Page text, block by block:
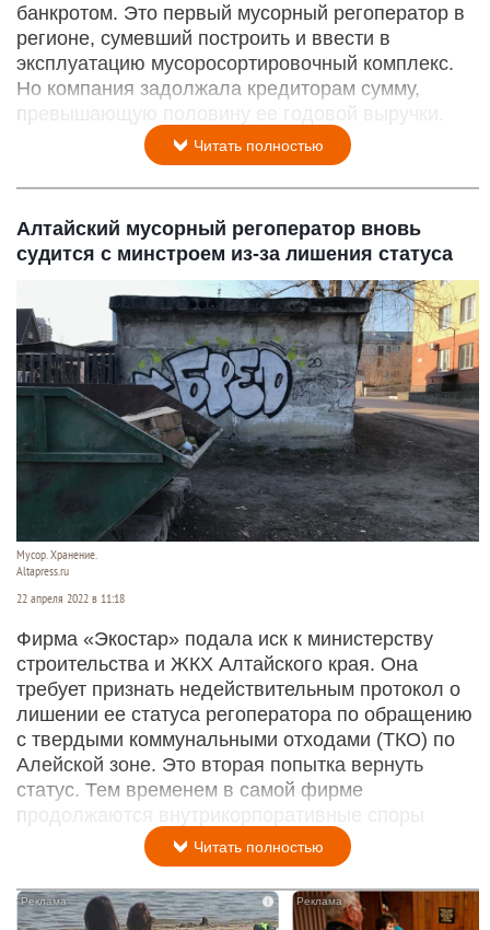
банкротом. Это первый мусорный регоператор в
регионе, сумевший построить и ввести в
эксплуатацию мусоросортировочный комплекс.
Но компания задолжала кредиторам сумму,
превышающую половину ее годовой выручки.
Читать полностью
Алтайский мусорный регоператор вновь
судится с минстроем из-за лишения статуса
Мусор. Хранение.
Altapress.ru
22 апреля 2022 в 11:18
Фирма «Экостар» подала иск к министерству
строительства и ЖКХ Алтайского края. Она
требует признать недействительным протокол о
лишении ее статуса регоператора по обращению
с твердыми коммунальными отходами (ТКО) по
Алейской зоне. Это вторая попытка вернуть
статус. Тем временем в самой фирме
продолжаются внутрикорпоративные споры
Читать полностью
i